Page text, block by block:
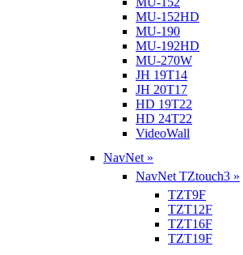
MU-152HD
MU-190
MU-192HD
MU-270W
JH 19T14
JH 20T17
HD 19T22
HD 24T22
VideoWall
NavNet »
NavNet TZtouch3 »
TZT9F
TZT12F
TZT16F
TZT19F